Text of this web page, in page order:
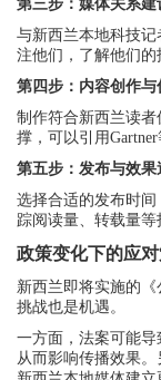
第三步：媒体关系建
与新西兰本地科技
注他们，了解他们的
第四步：内容创作与
制作符合新西兰读
撑，可以引用
第五步：发布与效果
选择合适的发布时
踪阅读量、转载量等
政策变化下的应
新西兰即将实施的
挑战也是机遇。
一方面，法案可能导
从而影响传播效果